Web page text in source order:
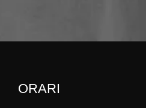
ORARI